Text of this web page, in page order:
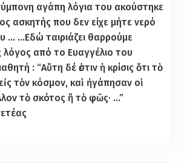
αγάπη λόγια του ακούστηκε
ασκητής που δεν είχε μήτε νερό
… …Εδώ ταιριάζει θαρρούμε
λόγος από το Ευαγγέλιο του
: “Αὕτη δέ ἐστιν ἡ κρίσις ὅτι τὸ
τὸν κόσμον, καὶ ἠγάπησαν οἱ
τὸ σκότος ἢ τὸ φῶς· …”